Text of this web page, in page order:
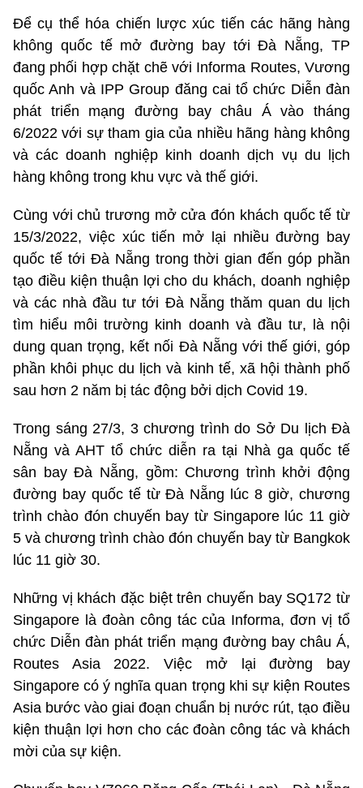
Để cụ thể hóa chiến lược xúc tiến các hãng hàng
không quốc tế mở đường bay tới Đà Nẵng, TP
đang phối hợp chặt chẽ với Informa Routes, Vương
quốc Anh và IPP Group đăng cai tổ chức Diễn đàn
phát triển mạng đường bay châu Á vào tháng
6/2022 với sự tham gia của nhiều hãng hàng không
và các doanh nghiệp kinh doanh dịch vụ du lịch
hàng không trong khu vực và thế giới.
Cùng với chủ trương mở cửa đón khách quốc tế từ
15/3/2022, việc xúc tiến mở lại nhiều đường bay
quốc tế tới Đà Nẵng trong thời gian đến góp phần
tạo điều kiện thuận lợi cho du khách, doanh nghiệp
và các nhà đầu tư tới Đà Nẵng thăm quan du lịch
tìm hiểu môi trường kinh doanh và đầu tư, là nội
dung quan trọng, kết nối Đà Nẵng với thế giới, góp
phần khôi phục du lịch và kinh tế, xã hội thành phố
sau hơn 2 năm bị tác động bởi dịch Covid 19.
Trong sáng 27/3, 3 chương trình do Sở Du lịch Đà
Nẵng và AHT tổ chức diễn ra tại Nhà ga quốc tế
sân bay Đà Nẵng, gồm: Chương trình khởi động
đường bay quốc tế từ Đà Nẵng lúc 8 giờ, chương
trình chào đón chuyến bay từ Singapore lúc 11 giờ
5 và chương trình chào đón chuyến bay từ Bangkok
lúc 11 giờ 30.
Những vị khách đặc biệt trên chuyến bay SQ172 từ
Singapore là đoàn công tác của Informa, đơn vị tổ
chức Diễn đàn phát triển mạng đường bay châu Á,
Routes Asia 2022. Việc mở lại đường bay
Singapore có ý nghĩa quan trọng khi sự kiện Routes
Asia bước vào giai đoạn chuẩn bị nước rút, tạo điều
kiện thuận lợi hơn cho các đoàn công tác và khách
mời của sự kiện.